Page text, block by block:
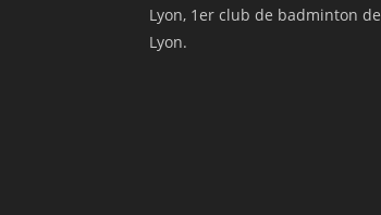
Lyon, 1er club de badminton de
Lyon.